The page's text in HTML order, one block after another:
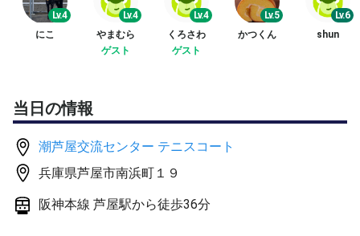
初回の試合のみ、サービス練習４本し、すぐに試合を始め
ます。
宜しくお願い致します(^○^)
（参加人数等で変動します。ご了承ください）
Lv.4
にこ
Lv.4
やまむら
ゲスト
Lv.4
くろさわ
ゲスト
Lv.5
かつくん
Lv.6
shun
当日の情報
潮芦屋交流センター テニスコート
兵庫県芦屋市南浜町１９
阪神本線 芦屋駅から徒歩36分